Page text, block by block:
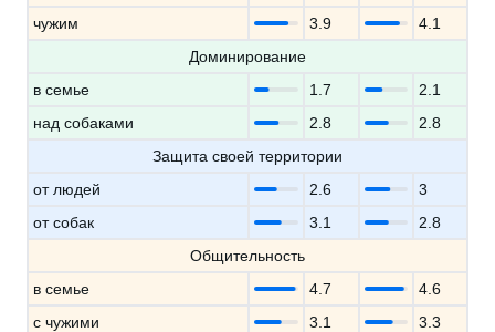
чужим
3.9
4.1
Доминирование
в семье
1.7
2.1
над собаками
2.8
2.8
Защита своей территории
от людей
2.6
3
от собак
3.1
2.8
Общительность
в семье
4.7
4.6
с чужими
3.1
3.3